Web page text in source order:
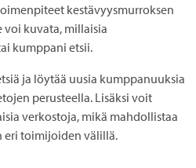
kestävyysmurroksen
voi kuvata, millaisia
kumppani etsii.
ja löytää uusia kumppanuuksia
perusteella. Lisäksi voit
verkostoja, mikä mahdollistaa
eri toimijoiden välillä.